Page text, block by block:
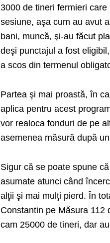
3000 de tineri fermieri
sesiune, aşa cum au avut
bani, muncă, şi-au făcut
deşi punctajul a fost
a scos din termenul
Partea şi mai proastă, în
aplica pentru acest
vor realoca fonduri de pe
asemenea măsură după
Sigur că se poate spune
asumate atunci când
alţii şi mai mulţi pierd. În
Constantin pe Măsura
cam 25000 de tineri, dar